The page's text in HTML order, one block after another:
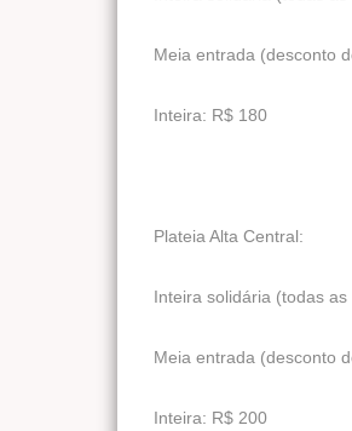
Meia entrada (desconto
Inteira: R$ 180
Plateia Alta Central:
Inteira solidária (todas
Meia entrada (desconto
Inteira: R$ 200